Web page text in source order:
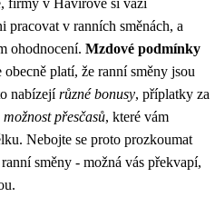
firmy v Havířově si váží
pracovat v ranních směnách, a
ohodnocení. Mzdové podmínky
platí, že ranní směny jsou
nabízejírůzné bonusy, příplatky za
možnost přesčasů, které vám
Nebojte se proto prozkoumat
směny - možná vás překvapí,